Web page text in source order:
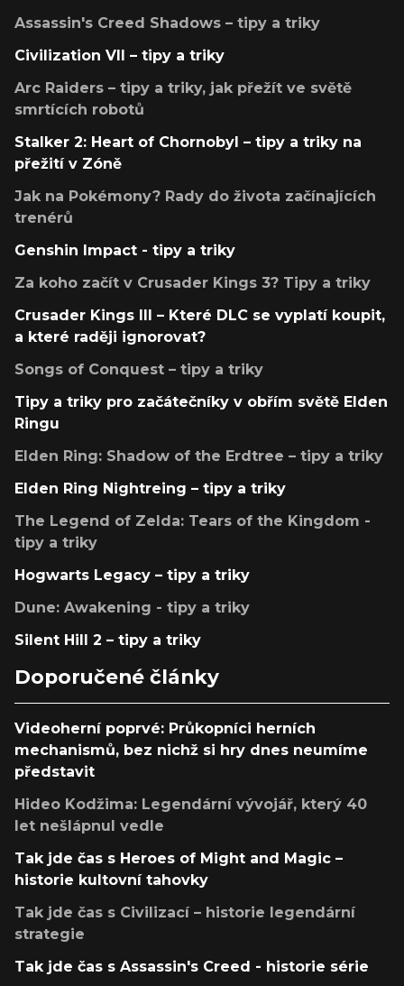
Assassin's Creed Shadows – tipy a triky
Civilization VII – tipy a triky
Arc Raiders – tipy a triky, jak přežít ve světě
smrtících robotů
Stalker 2: Heart of Chornobyl – tipy a triky na
přežití v Zóně
Jak na Pokémony? Rady do života začínajících
trenérů
Genshin Impact - tipy a triky
Za koho začít v Crusader Kings 3? Tipy a triky
Crusader Kings III – Které DLC se vyplatí koupit,
a které raději ignorovat?
Songs of Conquest – tipy a triky
Tipy a triky pro začátečníky v obřím světě Elden
Ringu
Elden Ring: Shadow of the Erdtree – tipy a triky
Elden Ring Nightreing – tipy a triky
The Legend of Zelda: Tears of the Kingdom -
tipy a triky
Hogwarts Legacy – tipy a triky
Dune: Awakening - tipy a triky
Silent Hill 2 – tipy a triky
Doporučené články
Videoherní poprvé: Průkopníci herních
mechanismů, bez nichž si hry dnes neumíme
představit
Hideo Kodžima: Legendární vývojář, který 40
let nešlápnul vedle
Tak jde čas s Heroes of Might and Magic –
historie kultovní tahovky
Tak jde čas s Civilizací – historie legendární
strategie
Tak jde čas s Assassin's Creed - historie série